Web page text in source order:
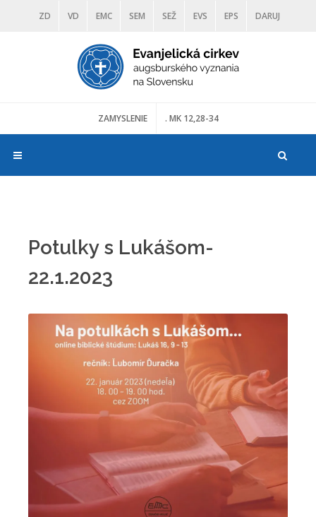
ZD VD EMC SEM SEŽ EVS EPS DARUJ
DIAKONIA ŠKOLY TRANOSCIUS
ZAMYSLENIE . MK 12,28-34
Potulky s Lukášom-
22.1.2023